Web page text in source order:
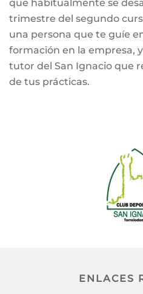
que habitualmente se
trimestre del segundo
una persona que te guíe
formación en la empresa,
tutor del San Ignacio que
de tus prácticas.
ENLACES